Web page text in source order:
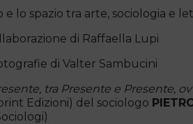
e lo spazio tra arte, sociologia e
di Raffaella Lupi
di Valter Sambucini
tra Presente e Presente,
Edizioni) del sociologo